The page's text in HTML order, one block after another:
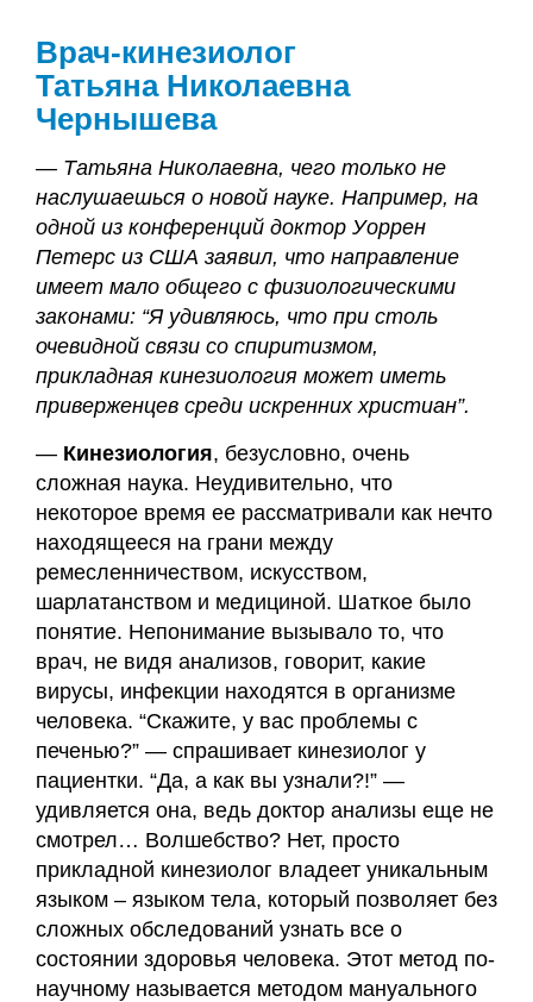
Контакты
Отзывы
Дневник
кинезиолога
Секреты
здоровья
О
проекте
Карта
сайта
Врач-кинезиолог
Татьяна Николаевна
Чернышева
— Татьяна Николаевна, чего только не
наслушаешься о новой науке. Например, на
одной из конференций доктор Уоррен
Петерс из США заявил, что направление
имеет мало общего с физиологическими
законами: “Я удивляюсь, что при столь
очевидной связи со спиритизмом,
прикладная кинезиология может иметь
приверженцев среди искренних христиан”.
— Кинезиология, безусловно, очень
сложная наука. Неудивительно, что
некоторое время ее рассматривали как нечто
находящееся на грани между
ремесленничеством, искусством,
шарлатанством и медициной. Шаткое было
понятие. Непонимание вызывало то, что
врач, не видя анализов, говорит, какие
вирусы, инфекции находятся в организме
человека. “Скажите, у вас проблемы с
печенью?” — спрашивает кинезиолог у
пациентки. “Да, а как вы узнали?!” —
удивляется она, ведь доктор анализы еще не
смотрел… Волшебство? Нет, просто
прикладной кинезиолог владеет уникальным
языком – языком тела, который позволяет без
сложных обследований узнать все о
состоянии здоровья человека. Этот метод по-
научному называется методом мануального